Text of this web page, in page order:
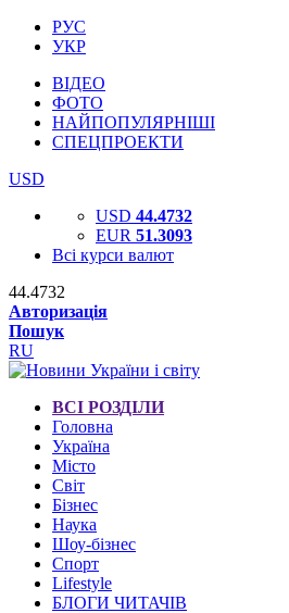
РУС
УКР
ВІДЕО
ФОТО
НАЙПОПУЛЯРНІШІ
СПЕЦПРОЕКТИ
USD
USD 44.4732
EUR 51.3093
Всі курси валют
44.4732
Авторизація
Пошук
RU
ВСІ РОЗДІЛИ
Головна
Україна
Місто
Світ
Бізнес
Наука
Шоу-бізнес
Спорт
Lifestyle
БЛОГИ ЧИТАЧІВ